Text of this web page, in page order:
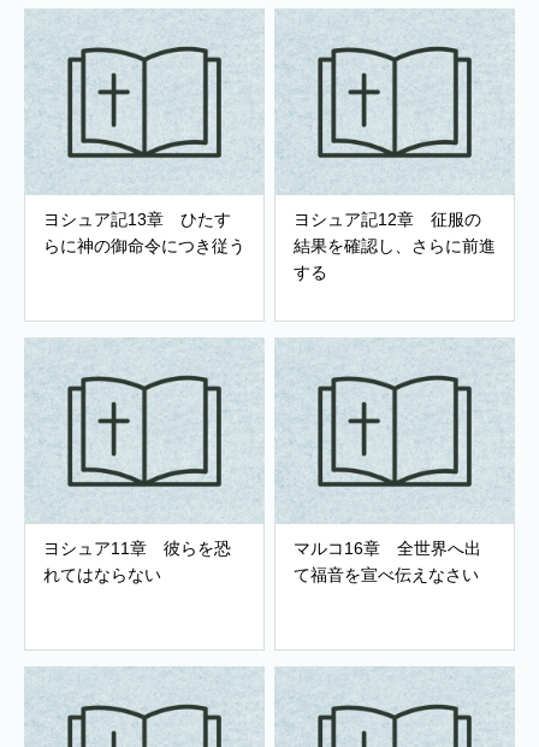
ヨシュア記13章 ひたす
らに神の御命令につき従う
ヨシュア記12章 征服の
結果を確認し、さらに前進
する
ヨシュア11章 彼らを恐
れてはならない
マルコ16章 全世界へ出
て福音を宣べ伝えなさい